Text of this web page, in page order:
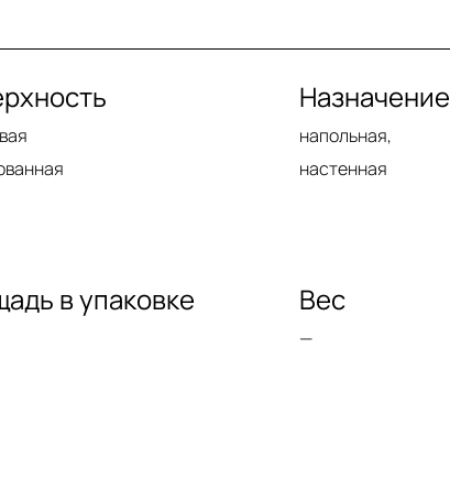
Назначение
напольная,
настенная
в упаковке Вес
—